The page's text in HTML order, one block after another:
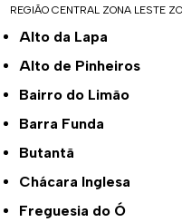
REGIÃO CENTRAL ZONA LESTE
Alto da Lapa
Alto de Pinheiros
Bairro do Limão
Barra Funda
Butantã
Chácara Inglesa
Freguesia do Ó